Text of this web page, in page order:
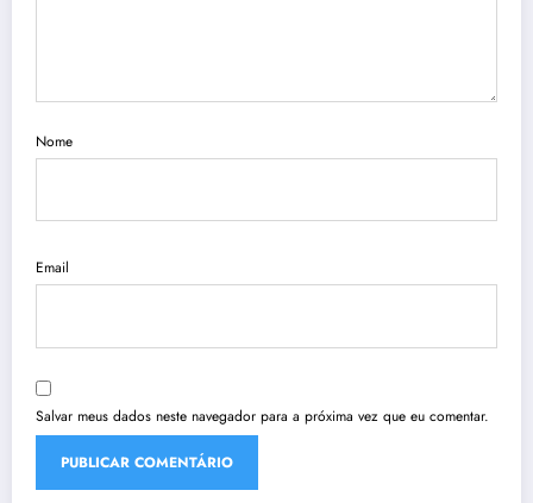
Nome
Email
Salvar meus dados neste navegador para a próxima vez que eu comentar.